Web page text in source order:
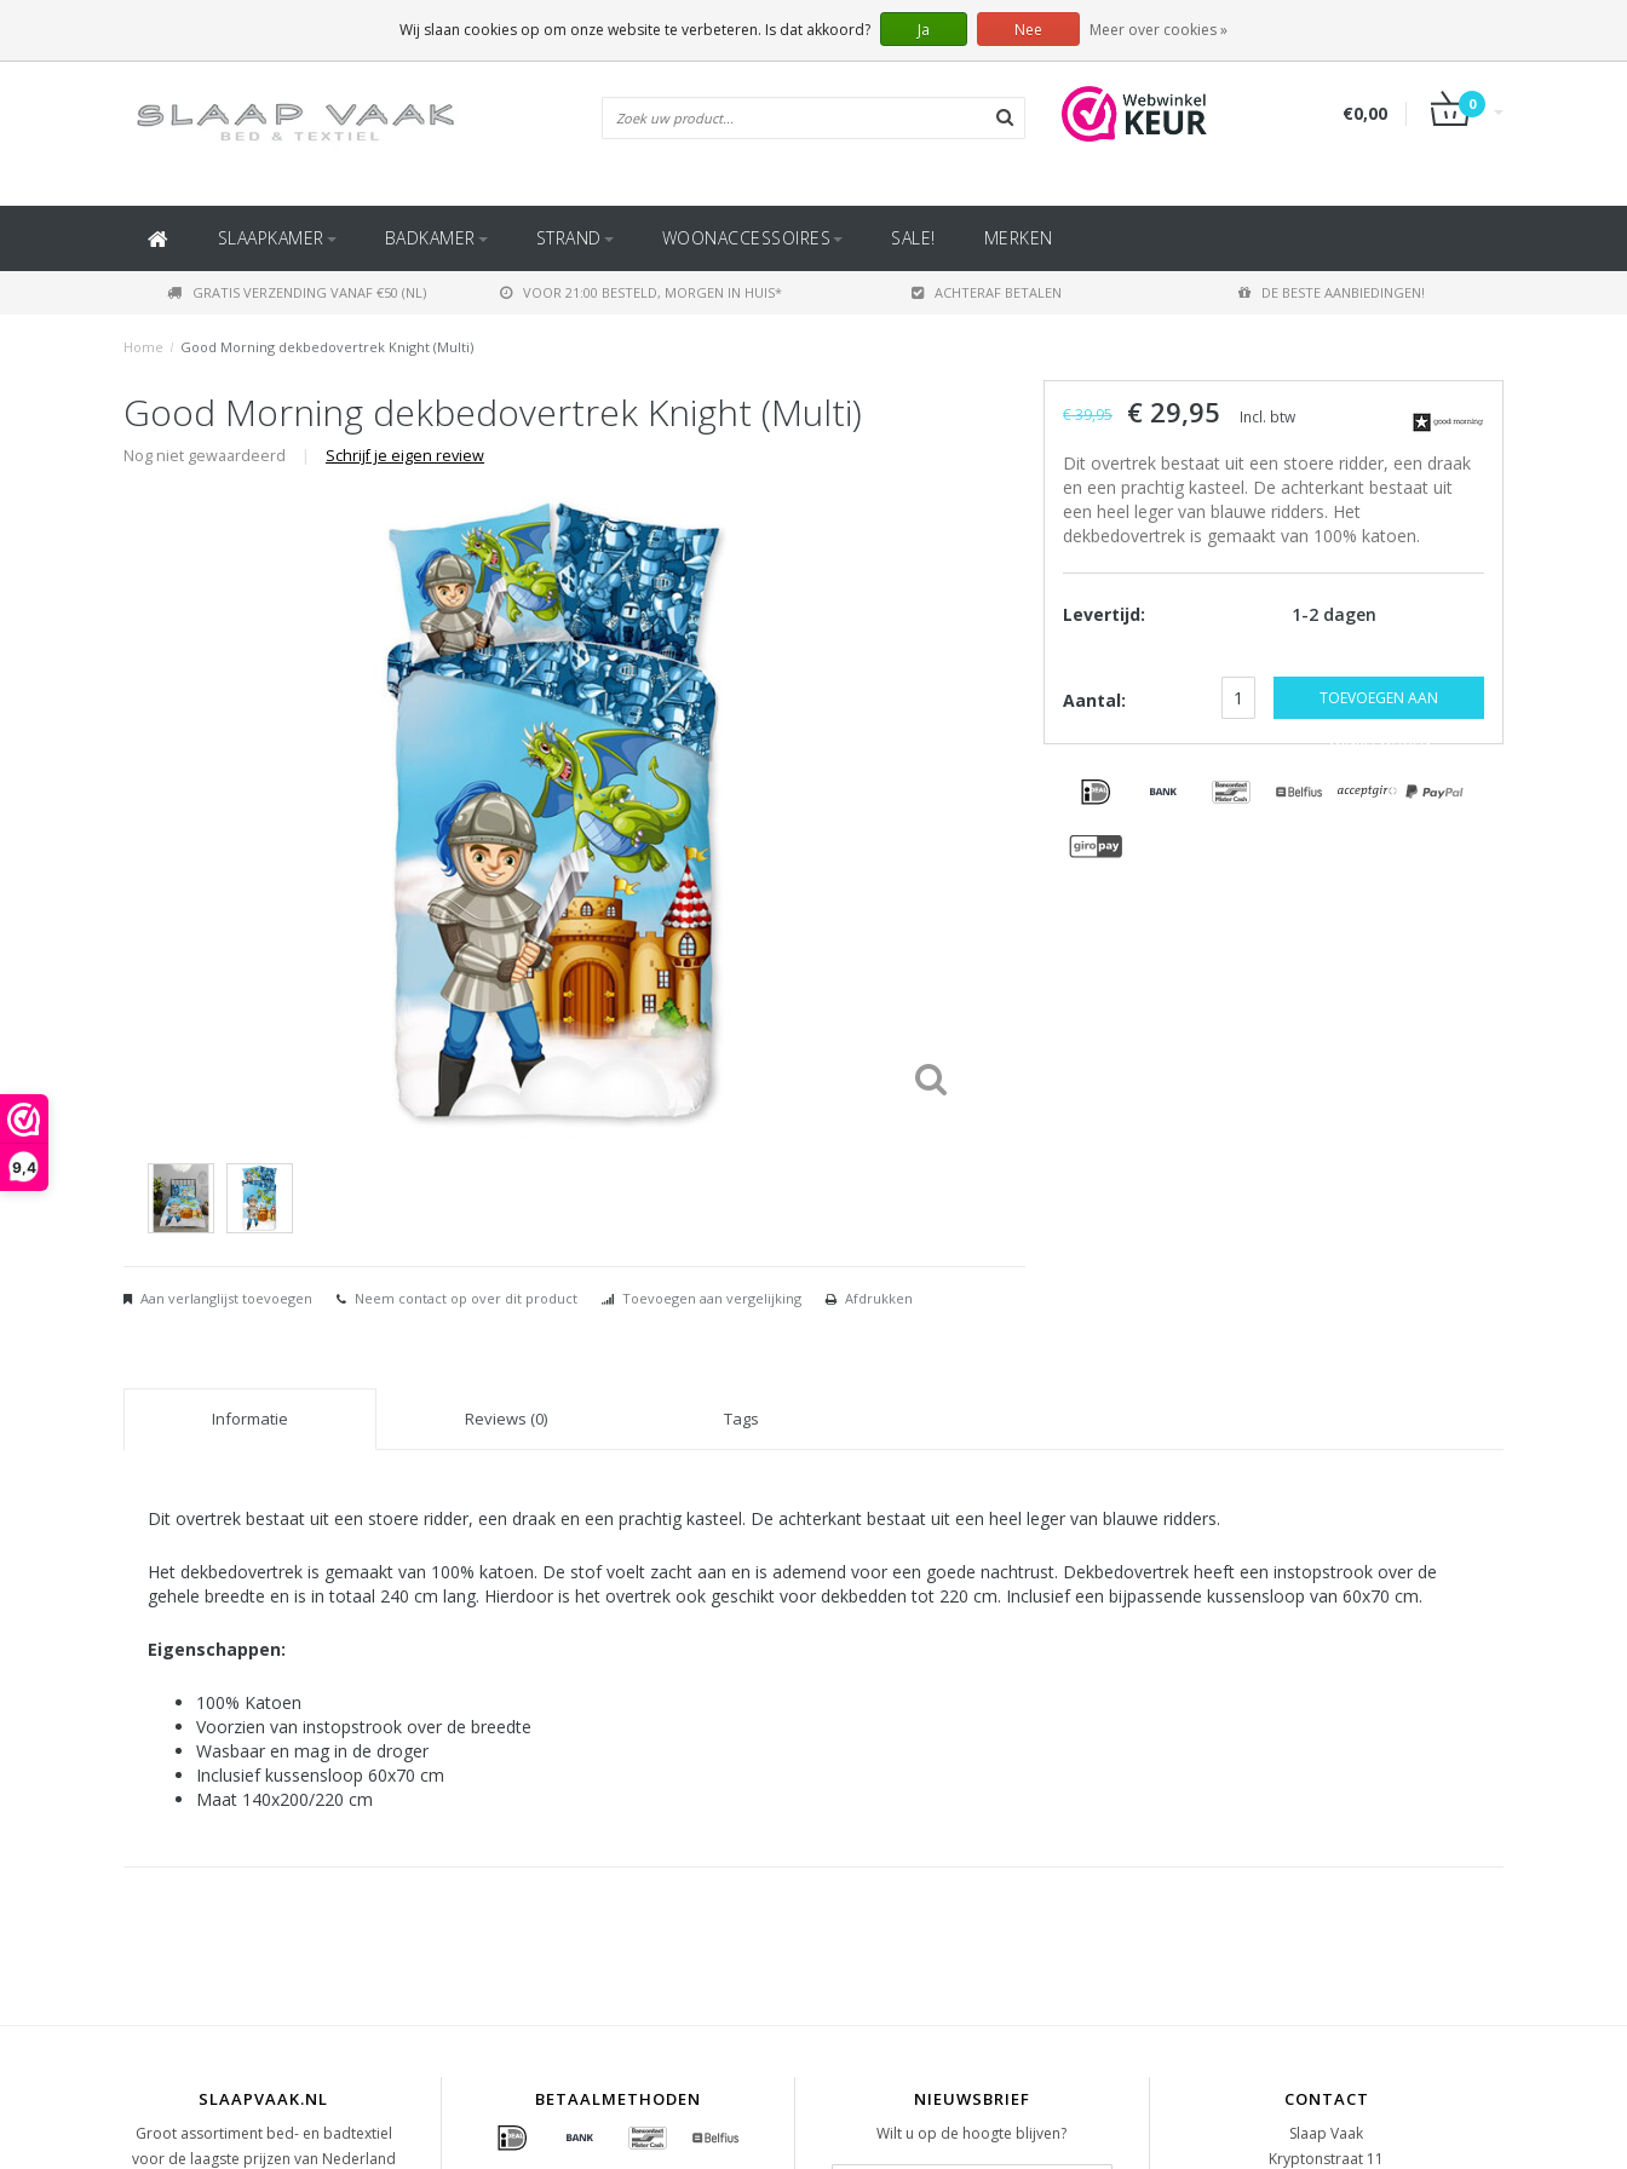
9,4
(BINNEN BELGIË)
€0,00 0
SLAAPKAMER BADKAMER STRAND WOONACCESSOIRES SALE! MERKEN
GRATIS VERZENDING VANAF €50 (NL) VOOR 21:00 BESTELD, MORGEN IN HUIS* ACHTERAF BETALEN DE BESTE AANBIEDINGEN!
Home / Good Morning dekbedovertrek Knight (Multi)
Good Morning dekbedovertrek Knight (Multi)
Nog niet gewaardeerd | Schrijf je eigen review
Aan verlanglijst toevoegen Neem contact op over dit product Toevoegen aan vergelijking Afdrukken
€ 39,95 € 29,95 Incl. btw
Dit overtrek bestaat uit een stoere ridder, een draak
en een prachtig kasteel. De achterkant bestaat uit
een heel leger van blauwe ridders. Het
dekbedovertrek is gemaakt van 100% katoen.
Levertijd: 1-2 dagen
Aantal: TOEVOEGEN AAN
WINKELWAGEN
Informatie Reviews (0) Tags
Dit overtrek bestaat uit een stoere ridder, een draak en een prachtig kasteel. De achterkant bestaat uit een heel leger van blauwe ridders.
Het dekbedovertrek is gemaakt van 100% katoen. De stof voelt zacht aan en is ademend voor een goede nachtrust. Dekbedovertrek heeft een instopstrook over de
gehele breedte en is in totaal 240 cm lang. Hierdoor is het overtrek ook geschikt voor dekbedden tot 220 cm. Inclusief een bijpassende kussensloop van 60x70 cm.
Eigenschappen:
100% Katoen
Voorzien van instopstrook over de breedte
Wasbaar en mag in de droger
Inclusief kussensloop 60x70 cm
Maat 140x200/220 cm
SLAAPVAAK.NL
Groot assortiment bed- en badtextiel
voor de laagste prijzen van Nederland
BETAALMETHODEN NIEUWSBRIEF
Wilt u op de hoogte blijven?
CONTACT
Slaap Vaak
Kryptonstraat 11
Wij slaan cookies op om onze website te verbeteren. Is dat akkoord? Ja Nee Meer over cookies »